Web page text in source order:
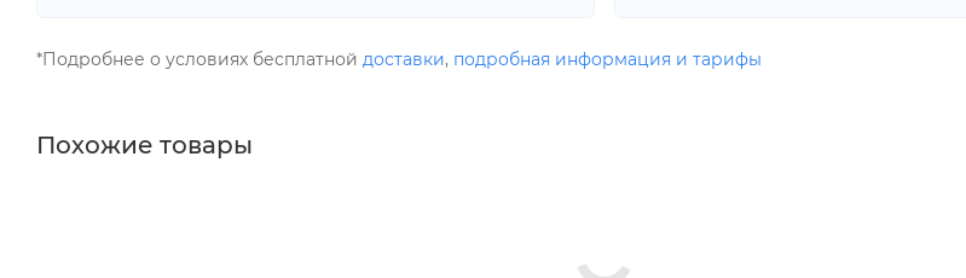
*Подробнее о условиях бесплатной доставки, подробная информация и тарифы
Похожие товары